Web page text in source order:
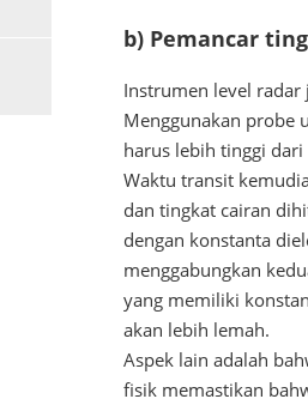
b) Pemancar
Instrumen level radar
Menggunakan probe
harus lebih tinggi
Waktu transit
dan tingkat cairan
dengan konstanta
menggabungkan
yang memiliki
akan lebih lemah.
Aspek lain adalah
fisik memastikan